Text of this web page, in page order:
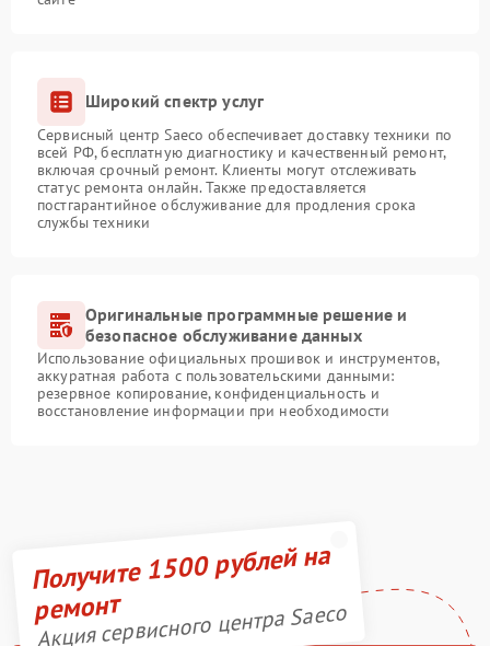
Широкий спектр услуг
Сервисный центр Saeco обеспечивает доставку техники по
всей РФ, бесплатную диагностику и качественный ремонт,
включая срочный ремонт. Клиенты могут отслеживать
статус ремонта онлайн. Также предоставляется
постгарантийное обслуживание для продления срока
службы техники
Оригинальные программные решение и
безопасное обслуживание данных
Использование официальных прошивок и инструментов,
аккуратная работа с пользовательскими данными:
резервное копирование, конфиденциальность и
восстановление информации при необходимости
Получите 1500 рублей на
ремонт
Акция сервисного центра Saeco